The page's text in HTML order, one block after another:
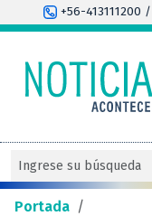
+56-413111200
Portada /